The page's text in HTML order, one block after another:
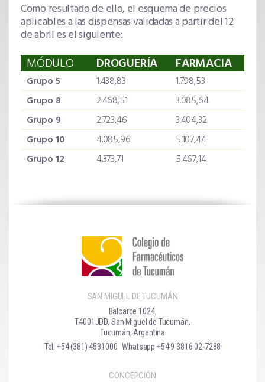
Como resultado de ello, el esquema de precios
aplicables a las dispensas validadas a partir del 12
de abril es el siguiente:
MÓDULO DROGUERÍA FARMACIA
Grupo 5 1.438,83
1.798,53
Grupo 8
2.468,51
3.085,64
Grupo 9
2.723,46
3.404,32
Grupo 10
4.085,96
5.107,44
Grupo 12
4.373,71 5.467,14
SAN MIGUEL DE TUCUMÁN
Balcarce 1024,
T4001JDD, San Miguel de Tucumán,
Tucumán, Argentina
Tel. +54 (381) 4531000 Whatsapp +54 9 3816 02-7288
CONCEPCIÓN